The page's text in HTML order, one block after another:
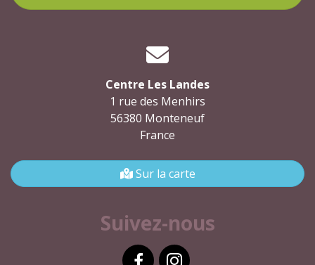
Centre Les Landes
1 rue des Menhirs
56380 Monteneuf
France
Sur la carte
Suivez-nous